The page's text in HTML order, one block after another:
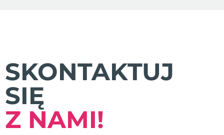
SKONTAKTUJ
SIĘ
Z NAMI!